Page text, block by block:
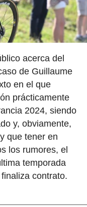
acerca del
de Guillaume
en el que
prácticamente
2024, siendo
y, obviamente,
que tener en
los rumores, el
temporada
contrato.